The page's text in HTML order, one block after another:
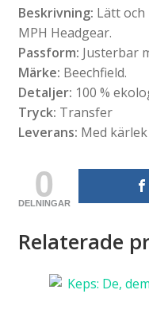
Beskrivning: Lätt och
MPH Headgear.
Passform: Justerbar
Märke: Beechfield.
Detaljer: 100 %
Tryck: Transfer
Leverans: Med
0
DELNINGAR
Relaterade